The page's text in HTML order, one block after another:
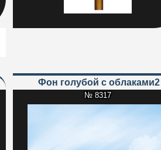
Фон голубой с облаками2
№ 8317